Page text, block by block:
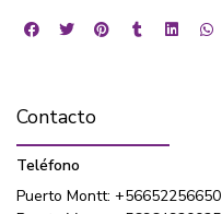
Contacto
Teléfono
Puerto Montt: +56652256650